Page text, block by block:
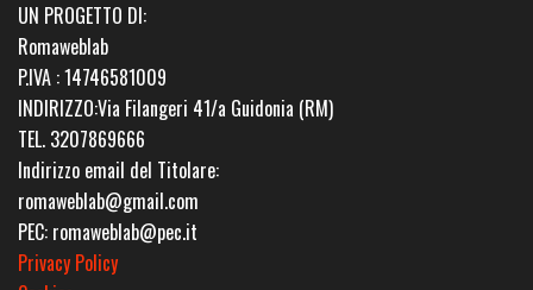
UN PROGETTO DI:
Romaweblab
P.IVA : 14746581009
INDIRIZZO:Via Filangeri 41/a Guidonia (RM)
TEL. 3207869666
Indirizzo email del Titolare:
romaweblab@gmail.com
PEC: romaweblab@pec.it
Privacy Policy